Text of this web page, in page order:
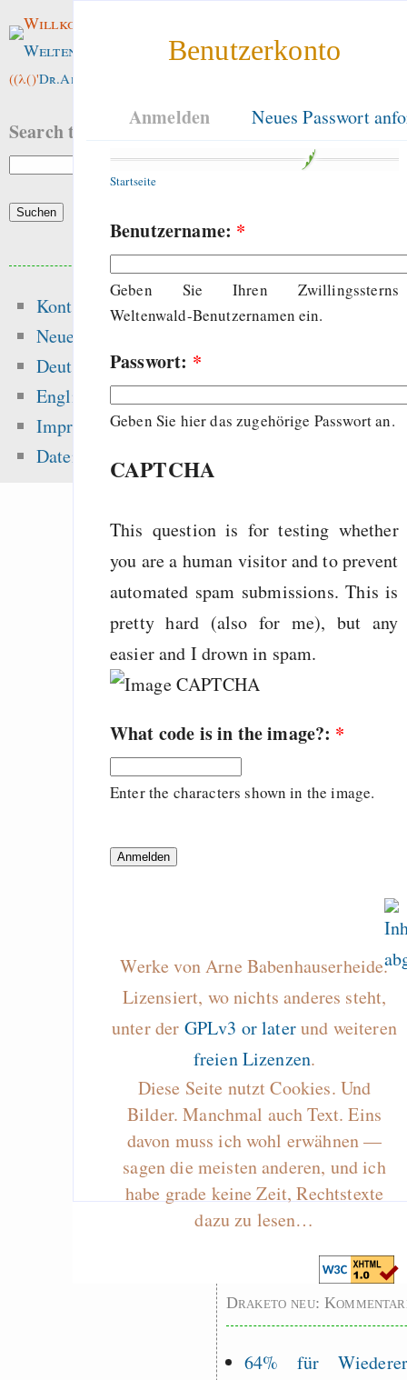
Benutzerkonto
Anmelden Neues Passwort
Startseite
Benutzername: *
Geben Sie Ihren Zwillingssterns
Weltenwald-Benutzernamen ein.
Passwort: *
Geben Sie hier das zugehörige Passwort an.
CAPTCHA
This question is for testing whether
you are a human visitor and to prevent
automated spam submissions. This is
pretty hard (also for me), but any
easier and I drown in spam.
What code is in the image?: *
Enter the characters shown in the image.
Werke von Arne Babenhauserheide.
Lizensiert, wo nichts anderes steht,
unter der GPLv3 or laterund weiteren
freien Lizenzen.
Diese Seite nutzt Cookies. Und
Bilder. Manchmal auch Text. Eins
davon muss ich wohl erwähnen —
sagen die meisten anderen, und ich
habe grade keine Zeit, Rechtstexte
dazu zu lesen…
Willkommen im
Weltenwald
((λ()'Dr.ArneBab
Search this site:
Kontakt
Neue Inhalte
Deutsch
English
Impressum
Datenschutz
Beliebte Inhalte
Heute:
gefährliche Drogen
Songs
Zuletzt angezeigt:
I w̶a̶s̶ t̶a̶r̶g̶e̶t̶e̶d̶ got
attack on GnuPG/
Neonazis
nennen
gefährliche Drogen
Alltag in
Nebelfest -
Rissen
Curb impacts
programming to
EU sovereignty
Es gibt Fakten
Measured
Graben-Neudorf,
West Germany
Draketo neu:
64% für